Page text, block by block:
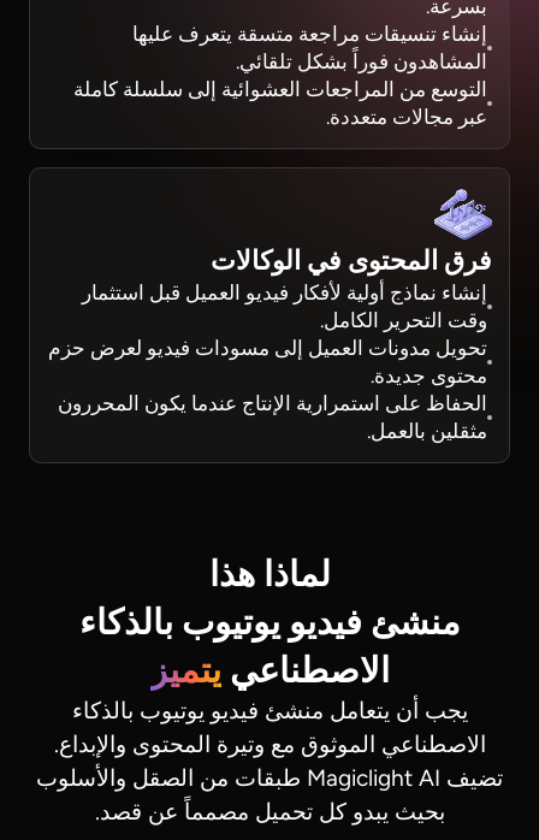
بسرعة.
إنشاء تنسيقات مراجعة متسقة يتعرف عليها
المشاهدون فوراً بشكل تلقائي.
التوسع من المراجعات العشوائية إلى سلسلة كاملة
عبر مجالات متعددة.
فرق المحتوى في الوكالات
إنشاء نماذج أولية لأفكار فيديو العميل قبل استثمار
وقت التحرير الكامل.
تحويل مدونات العميل إلى مسودات فيديو لعرض حزم
محتوى جديدة.
الحفاظ على استمرارية الإنتاج عندما يكون المحررون
مثقلين بالعمل.
لماذا هذا
منشئ فيديو يوتيوب بالذكاء
الاصطناعي يتميز
يجب أن يتعامل منشئ فيديو يوتيوب بالذكاء
الاصطناعي الموثوق مع وتيرة المحتوى والإبداع.
تضيف Magiclight AI طبقات من الصقل والأسلوب
بحيث يبدو كل تحميل مصمماً عن قصد.